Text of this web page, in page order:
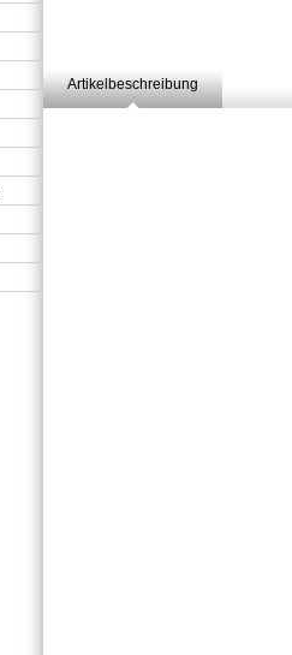
Artikelbeschreibung